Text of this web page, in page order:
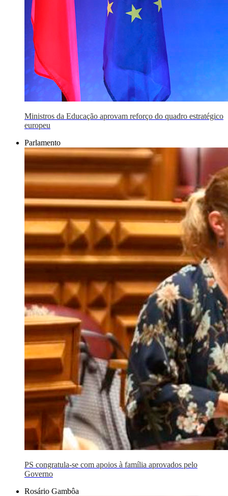
Ministros da Educação aprovam reforço do quadro estratégico
europeu
Parlamento
PS congratula-se com apoios à família aprovados pelo
Governo
Rosário Gambôa